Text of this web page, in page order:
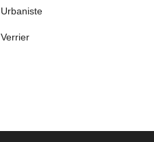
Urbaniste
Verrier